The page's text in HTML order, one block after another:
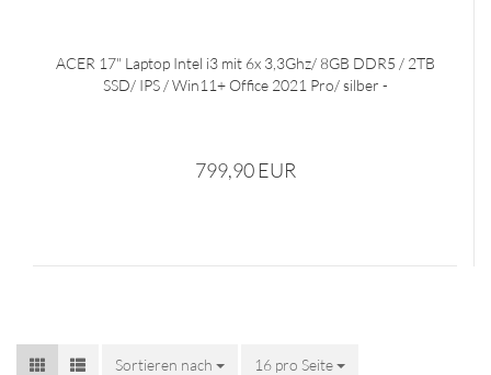
ACER 17" Laptop Intel i3 mit 6x 3,3Ghz/ 8GB DDR5 / 2TB
SSD/ IPS / Win11+ Office 2021 Pro/ silber -
799,90 EUR
Sortieren nach
Sortieren nach 16 pro Seite
pro Seite